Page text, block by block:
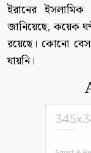
ইরানের
জানিয়েছে, কয়েক
রয়েছে। কোনো
যায়নি।